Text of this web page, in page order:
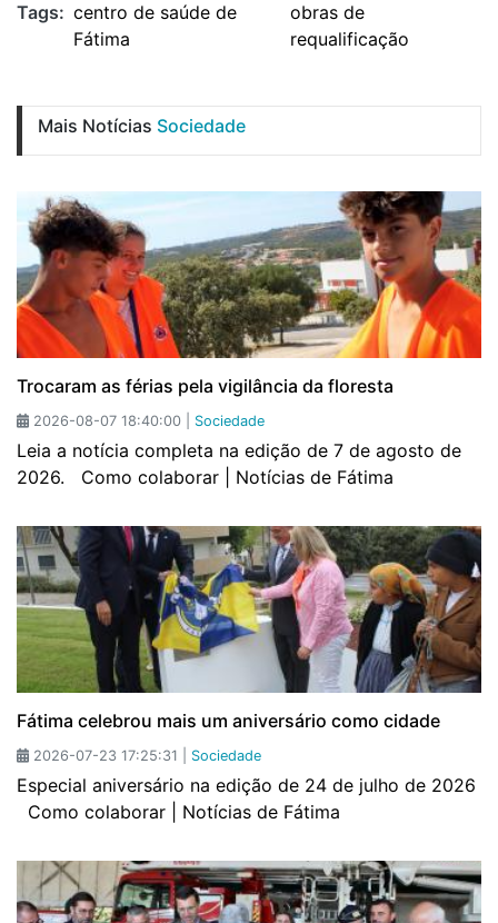
Tags: centro de saúde de
Fátima
obras de
requalificação
Mais Notícias Sociedade
Trocaram as férias pela vigilância da floresta
2026-08-07 18:40:00 | Sociedade
Leia a notícia completa na edição de 7 de agosto de
2026. Como colaborar | Notícias de Fátima
Fátima celebrou mais um aniversário como cidade
2026-07-23 17:25:31 | Sociedade
Especial aniversário na edição de 24 de julho de 2026
Como colaborar | Notícias de Fátima